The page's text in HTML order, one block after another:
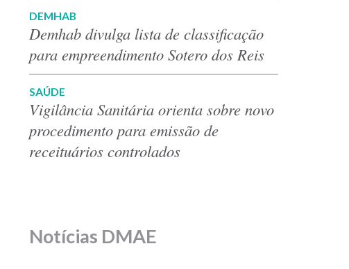
DEMHAB
Demhab divulga lista de classificação
para empreendimento Sotero dos Reis
SAÚDE
Vigilância Sanitária orienta sobre novo
procedimento para emissão de
receituários controlados
Notícias DMAE